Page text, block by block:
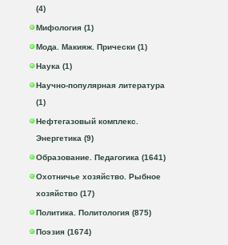
(4)
Мифология (1)
Мода. Макияж. Прически (1)
Наука (1)
Научно-популярная литература
(1)
Нефтегазовый комплекс.
Энергетика (9)
Образование. Педагогика (1641)
Охотничье хозяйство. Рыбное
хозяйство (17)
Политика. Политология (875)
Поэзия (1674)